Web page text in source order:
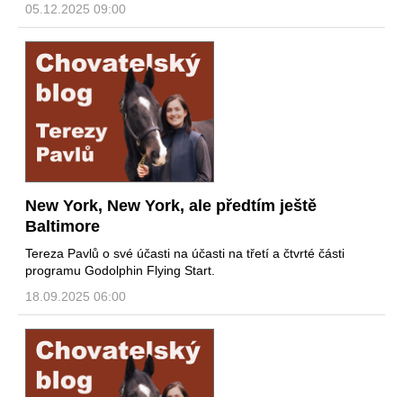
05.12.2025 09:00
New York, New York, ale předtím ještě
Baltimore
Tereza Pavlů o své účasti na účasti na třetí a čtvrté části
programu Godolphin Flying Start.
18.09.2025 06:00